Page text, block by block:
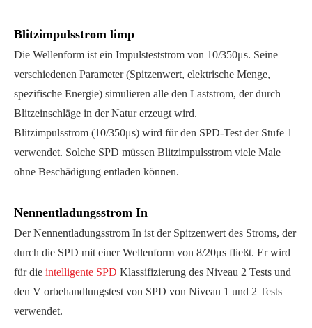
Blitzimpulsstrom limp
Die Wellenform ist ein Impulsteststrom von 10/350μs. Seine
verschiedenen Parameter (Spitzenwert, elektrische Menge,
spezifische Energie) simulieren alle den Laststrom, der durch
Blitzeinschläge in der Natur erzeugt wird.
Blitzimpulsstrom (10/350μs) wird für den SPD-Test der Stufe 1
verwendet. Solche SPD müssen Blitzimpulsstrom viele Male
ohne Beschädigung entladen können.
Nennentladungsstrom In
Der Nennentladungsstrom In ist der Spitzenwert des Stroms, der
durch die SPD mit einer Wellenform von 8/20μs fließt. Er wird
für die intelligente SPD Klassifizierung des Niveau 2 Tests und
den V orbehandlungstest von SPD von Niveau 1 und 2 Tests
verwendet.